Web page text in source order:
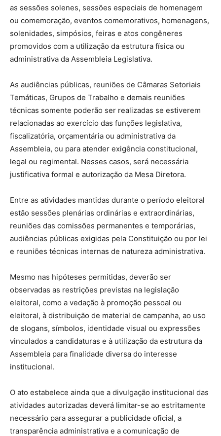
as sessões solenes, sessões especiais de homenagem
ou comemoração, eventos comemorativos, homenagens,
solenidades, simpósios, feiras e atos congêneres
promovidos com a utilização da estrutura física ou
administrativa da Assembleia Legislativa.
As audiências públicas, reuniões de Câmaras Setoriais
Temáticas, Grupos de Trabalho e demais reuniões
técnicas somente poderão ser realizadas se estiverem
relacionadas ao exercício das funções legislativa,
fiscalizatória, orçamentária ou administrativa da
Assembleia, ou para atender exigência constitucional,
legal ou regimental. Nesses casos, será necessária
justificativa formal e autorização da Mesa Diretora.
Entre as atividades mantidas durante o período eleitoral
estão sessões plenárias ordinárias e extraordinárias,
reuniões das comissões permanentes e temporárias,
audiências públicas exigidas pela Constituição ou por lei
e reuniões técnicas internas de natureza administrativa.
Mesmo nas hipóteses permitidas, deverão ser
observadas as restrições previstas na legislação
eleitoral, como a vedação à promoção pessoal ou
eleitoral, à distribuição de material de campanha, ao uso
de slogans, símbolos, identidade visual ou expressões
vinculados a candidaturas e à utilização da estrutura da
Assembleia para finalidade diversa do interesse
institucional.
O ato estabelece ainda que a divulgação institucional das
atividades autorizadas deverá limitar-se ao estritamente
necessário para assegurar a publicidade oficial, a
transparência administrativa e a comunicação de